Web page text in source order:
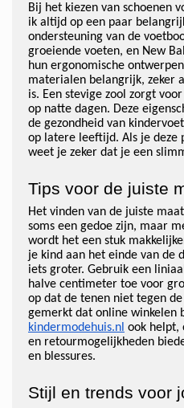
Bij het kiezen van schoenen
ik altijd op een paar
ondersteuning van de
groeiende voeten, en New
hun ergonomische
materialen belangrijk, zeker
is. Een stevige zool zorgt
op natte dagen. Deze
de gezondheid van
op latere leeftijd. Als je deze
weet je zeker dat je een
Tips voor de juiste
Het vinden van de juiste
soms een gedoe zijn, maar
wordt het een stuk
je kind aan het einde van de
iets groter. Gebruik een
halve centimeter toe voor
op dat de tenen niet tegen
gemerkt dat online winkelen
kindermodehuis.nl ook helpt,
en retourmogelijkheden
en blessures.
Stijl en trends voor